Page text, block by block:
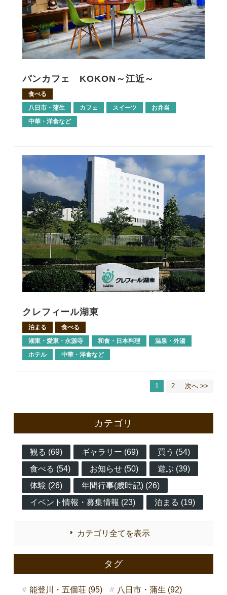
パンカフェ KOKON～江近～
食べる
八日市・蒲生
カフェ スイーツ
お弁当
中華・洋食など
クレフィール湖東
泊まる
食べる
湖東・愛東・永源寺
和食・日本料理
温泉・外湯
ホテル
中華・洋食など
1 2 次へ >>
カテゴリ
観る (69) ギャラリー (69)
買う (54)
食べる (54)
お知らせ (50)
遊ぶ (39)
体験 (26)
年間行事(歳時記) (26)
イベント情報・募集情報 (23)
泊まる (19)
カテゴリ全てを表示
タグ
能登川・五個荘 (95)
八日市・蒲生 (92)